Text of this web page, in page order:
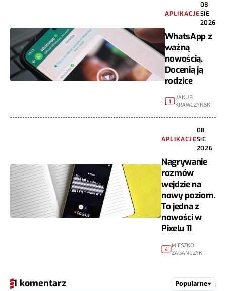
APLIKACJE
08
SIE
2026
WhatsApp z
ważną
nowością.
Docenią ją
rodzice
1
JAKUB
KRAWCZYŃSKI
APLIKACJE
08
SIE
2026
Nagrywanie
rozmów
wejdzie na
nowy poziom.
To jedna z
nowości w
Pixelu 11
4 MIESZKO
ZAGAŃCZYK
1 komentarz Popularne